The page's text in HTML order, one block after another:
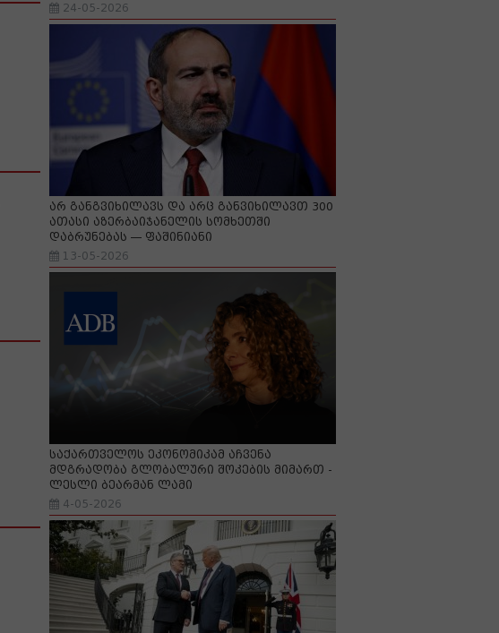
24-05-2026
არ განგვიხილავს და არც განვიხილავთ 300
ათასი აზერბაიჯანელის სომხეთში
დაბრუნებას — ფაშინიანი
13-05-2026
საქართველოს ეკონომიკამ აჩვენა
მდგრადობა გლობალური შოკების მიმართ -
ლესლი ბეარმან ლამი
4-05-2026